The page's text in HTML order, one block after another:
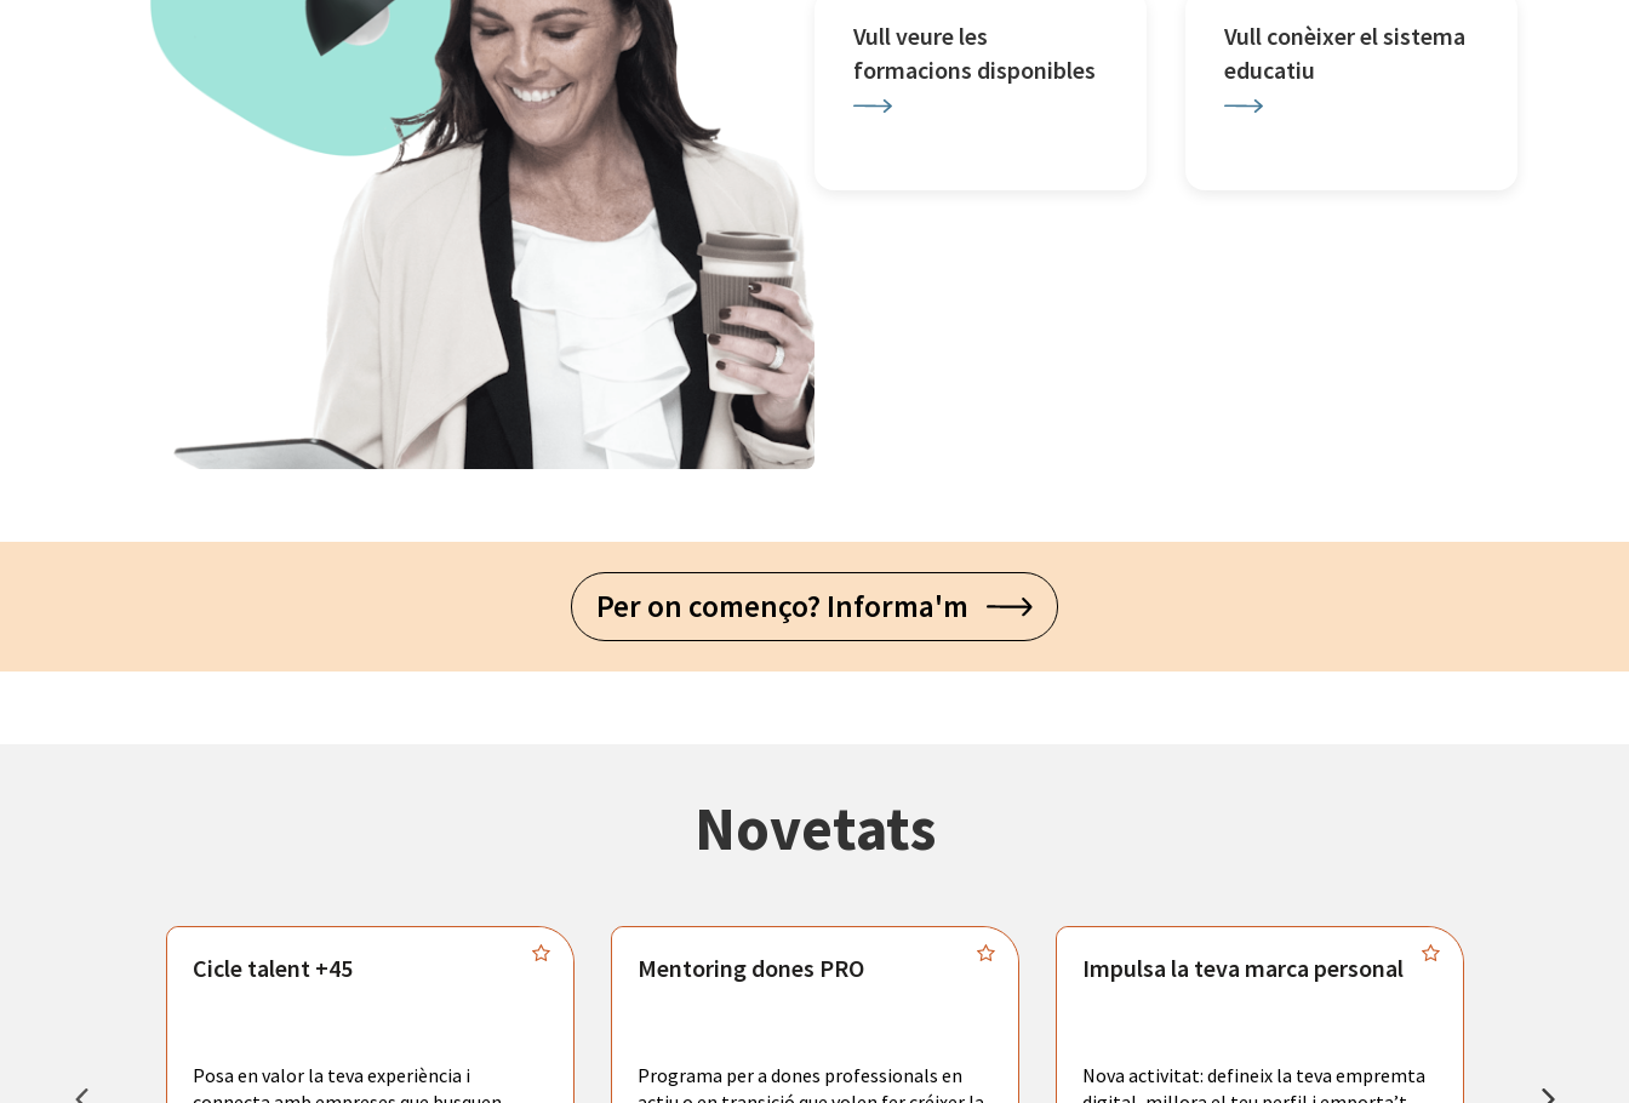
Vull veure les
formacions disponibles
Vull conèixer el sistema
educatiu
Per on començo? Informa'm
Novetats
Cicle talent +45
Posa en valor la teva experiència i
Mentoring dones PRO
Programa per a dones professionals en
Impulsa la teva marca personal
Nova activitat: defineix la teva empremta